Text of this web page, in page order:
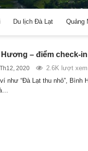
Du lịch Đà Lạt Quảng
– điểm check-
2020
2.6K lượt xem
như “Đà Lạt thu nhỏ”, Bình